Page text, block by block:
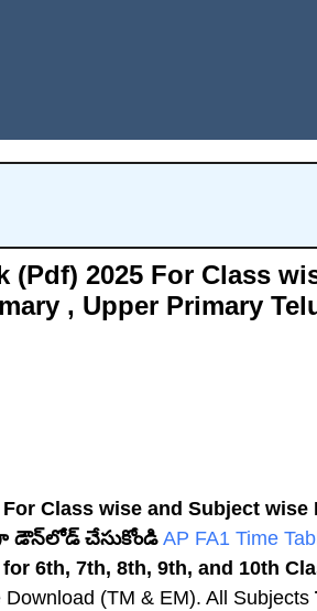
(Pdf) 2025 For Class
, Upper Primary
For Class wise and Subject wise
డౌన్‌లోడ్ చేసుకోండి AP FA1 Time
6th, 7th, 8th, 9th, and 10th
(TM & EM). All Subjects